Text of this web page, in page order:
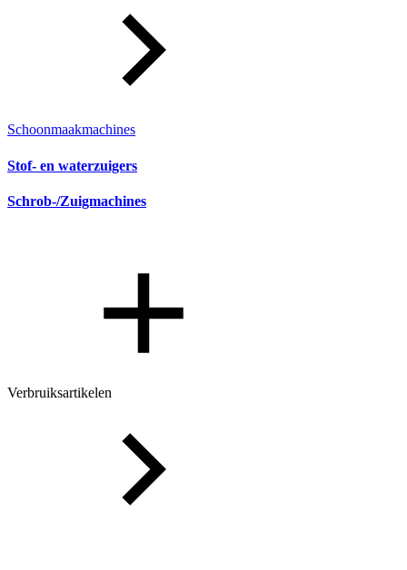
Schoonmaakmachines
Stof- en waterzuigers
Schrob-/Zuigmachines
Verbruiksartikelen